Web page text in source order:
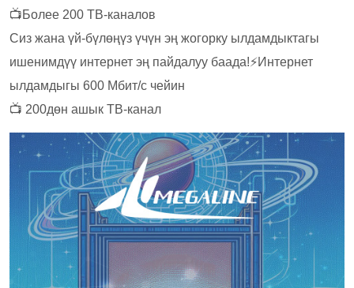
📺Более 200 ТВ-каналов
Сиз жана үй-бүлөңүз үчүн эң жогорку ылдамдыктагы
ишенимдүү интернет эң пайдалуу баада!⚡Интернет
ылдамдыгы 600 Мбит/с чейин
📺 200дөн ашык ТВ-канал